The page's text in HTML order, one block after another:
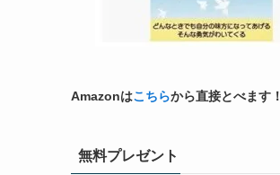
Amazonはこちらから直接とべます！
無料プレゼント